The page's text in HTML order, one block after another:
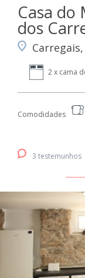
Casa do
dos
2 x cama
Comodidades
3 testemunhos